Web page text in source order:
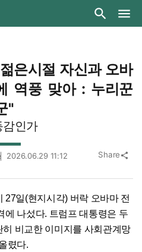
은시절 자신과 오바
역풍 맞아 : 누리꾼
"
감인가
2026.06.29 11:12 Share share
27일(현지시각) 버락 오바마 전
에 나섰다. 트럼프 대통령은 두
비교한 이미지를 사회관계망
렸다.